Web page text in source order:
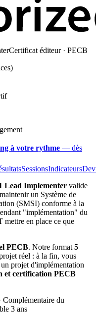
Certificat éditeur · PECB
à votre rythme — dès
SessionsIndicateurs
Lead Implementer valide
un Système de
(SMSI) conforme à la
"implémentation" du
en place ce que
PECB. Notre format 5
réel : à la fin, vous
projet d'implémentation
et certification PECB
du
3 ans